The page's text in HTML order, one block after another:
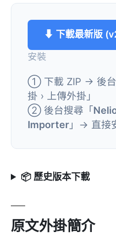
⬇ 下載最新版
安裝
① 下載 ZIP → 後台
掛 › 上傳外掛」
② 後台搜尋「
Importer 」→ 直接
📦 歷史版本下載
原文外掛簡介